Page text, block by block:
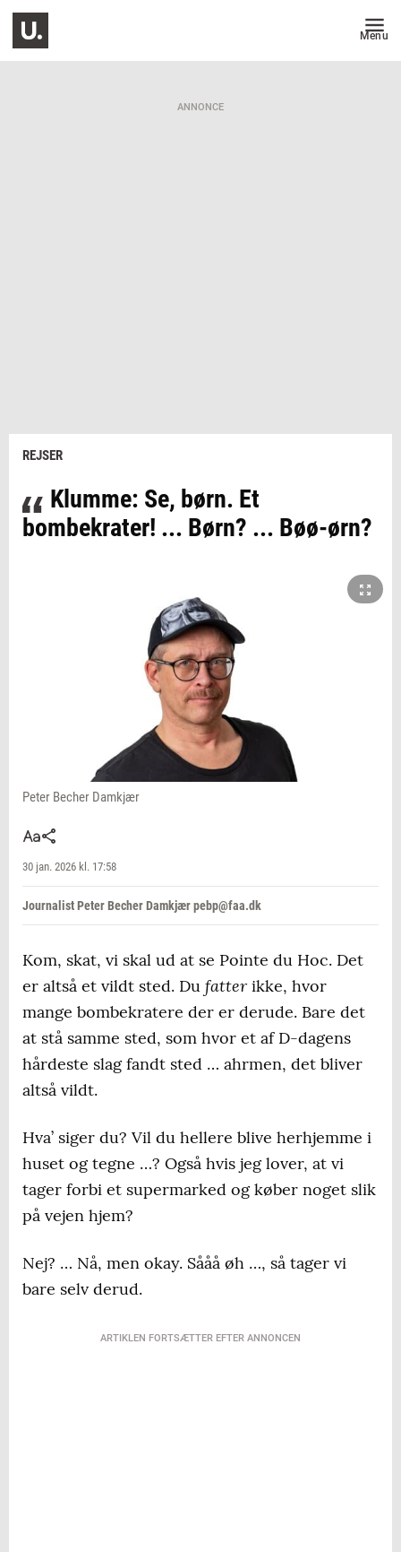
Menu
ANNONCE
REJSER
Klumme: Se, børn. Et
bombekrater! ... Børn? ... Bøø-ørn?
Peter Becher Damkjær
30 jan. 2026 kl. 17:58
Journalist Peter Becher Damkjær pebp@faa.dk
Kom, skat, vi skal ud at se Pointe du Hoc. Det
er altså et vildt sted. Du fatterikke, hvor
mange bombekratere der er derude. Bare det
at stå samme sted, som hvor et af D-dagens
hårdeste slag fandt sted … ahrmen, det bliver
altså vildt.
Hva’ siger du? Vil du hellere blive herhjemme i
huset og tegne …? Også hvis jeg lover, at vi
tager forbi et supermarked og køber noget slik
på vejen hjem?
Nej? … Nå, men okay. Sååå øh …, så tager vi
bare selv derud.
ARTIKLEN FORTSÆTTER EFTER ANNONCEN